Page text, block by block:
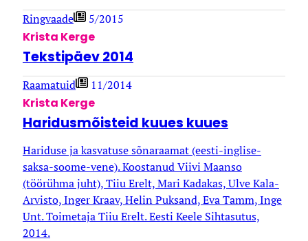
Ringvaade 5/2015
Krista Kerge
Tekstipäev 2014
Raamatuid 11/2014
Krista Kerge
Haridusmõisteid kuues kuues
Hariduse ja kasvatuse sõnaraamat (eesti-inglise-
saksa-soome-vene). Koostanud Viivi Maanso
(töörühma juht), Tiiu Erelt, Mari Kadakas, Ulve Kala-
Arvisto, Inger Kraav, Helin Puksand, Eva Tamm, Inge
Unt. Toimetaja Tiiu Erelt. Eesti Keele Sihtasutus,
2014.